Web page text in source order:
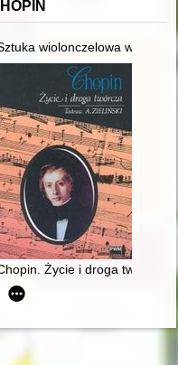
Chopina. Próba analizy
wiolonczelowa w
of Chopin
Życie i droga twórcza
twórczości Fryderyka